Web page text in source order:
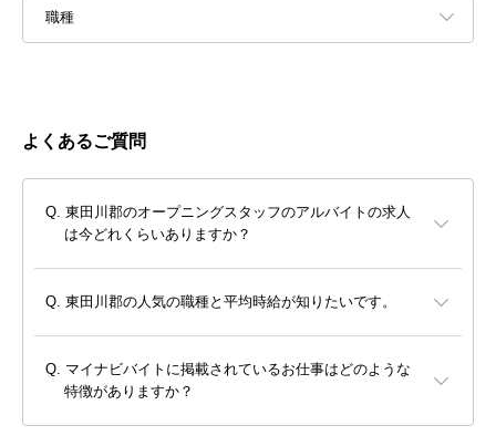
職種
よくあるご質問
東田川郡のオープニングスタッフのアルバイトの求人
は今どれくらいありますか？
東田川郡の人気の職種と平均時給が知りたいです。
マイナビバイトに掲載されているお仕事はどのような
特徴がありますか？